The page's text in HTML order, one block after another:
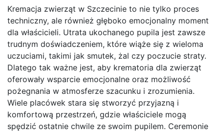
Kremacja zwierząt w Szczecinie to nie tylko proces
techniczny, ale również głęboko emocjonalny moment
dla właścicieli. Utrata ukochanego pupila jest zawsze
trudnym doświadczeniem, które wiąże się z wieloma
uczuciami, takimi jak smutek, żal czy poczucie straty.
Dlatego tak ważne jest, aby krematoria dla zwierząt
oferowały wsparcie emocjonalne oraz możliwość
pożegnania w atmosferze szacunku i zrozumienia.
Wiele placówek stara się stworzyć przyjazną i
komfortową przestrzeń, gdzie właściciele mogą
spędzić ostatnie chwile ze swoim pupilem. Ceremonie